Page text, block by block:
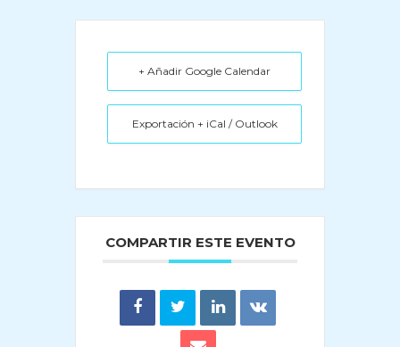
+ Añadir Google Calendar
Exportación + iCal / Outlook
COMPARTIR ESTE EVENTO